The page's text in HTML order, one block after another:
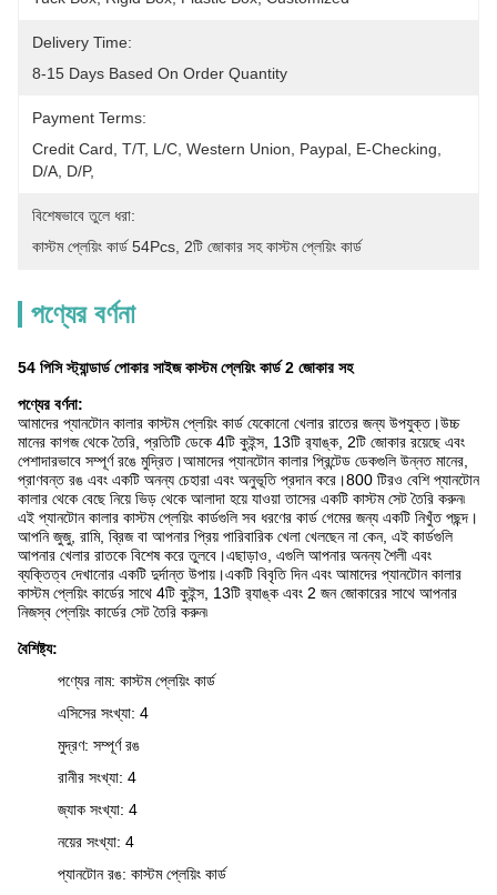
Delivery Time:
8-15 Days Based On Order Quantity
Payment Terms:
Credit Card, T/T, L/C, Western Union, Paypal, E-Checking,
D/A, D/P,
বিশেষভাবে তুলে ধরা:
কাস্টম প্লেয়িং কার্ড 54Pcs 2টি জোকার সহ কাস্টম প্লেয়িং কার্ড
পণ্যের বর্ণনা
54 পিসি স্ট্যান্ডার্ড পোকার সাইজ কাস্টম প্লেয়িং কার্ড 2 জোকার সহ
পণ্যের বর্ণনা:
আমাদের প্যানটোন কালার কাস্টম প্লেয়িং কার্ড যেকোনো খেলার রাতের জন্য উপযুক্ত।উচ্চ
মানের কাগজ থেকে তৈরি, প্রতিটি ডেকে 4টি কুইন্স, 13টি র‍্যাঙ্ক, 2টি জোকার রয়েছে এবং
পেশাদারভাবে সম্পূর্ণ রঙে মুদ্রিত।আমাদের প্যানটোন কালার প্রিন্টেড ডেকগুলি উন্নত মানের,
প্রাণবন্ত রঙ এবং একটি অনন্য চেহারা এবং অনুভূতি প্রদান করে।800 টিরও বেশি প্যানটোন
কালার থেকে বেছে নিয়ে ভিড় থেকে আলাদা হয়ে যাওয়া তাসের একটি কাস্টম সেট তৈরি করুন৷
এই প্যানটোন কালার কাস্টম প্লেয়িং কার্ডগুলি সব ধরণের কার্ড গেমের জন্য একটি নিখুঁত পছন্দ।
আপনি জুজু, রামি, ব্রিজ বা আপনার প্রিয় পারিবারিক খেলা খেলছেন না কেন, এই কার্ডগুলি
আপনার খেলার রাতকে বিশেষ করে তুলবে।এছাড়াও, এগুলি আপনার অনন্য শৈলী এবং
ব্যক্তিত্ব দেখানোর একটি দুর্দান্ত উপায়।একটি বিবৃতি দিন এবং আমাদের প্যানটোন কালার
কাস্টম প্লেয়িং কার্ডের সাথে 4টি কুইন্স, 13টি র‍্যাঙ্ক এবং 2 জন জোকারের সাথে আপনার
নিজস্ব প্লেয়িং কার্ডের সেট তৈরি করুন৷
বৈশিষ্ট্য:
পণ্যের নাম: কাস্টম প্লেয়িং কার্ড
এসিসের সংখ্যা: 4
মুদ্রণ: সম্পূর্ণ রঙ
রানীর সংখ্যা: 4
জ্যাক সংখ্যা: 4
নয়ের সংখ্যা: 4
প্যানটোন রঙ: কাস্টম প্লেয়িং কার্ড